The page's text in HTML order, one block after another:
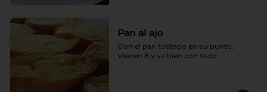
Pan al ajo
Con el pan tostado en su punto.
Vienen 8 y va bien con todo.